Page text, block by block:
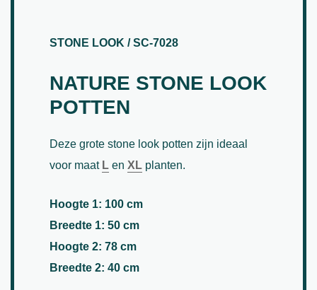
STONE LOOK / SC-7028
NATURE STONE LOOK
POTTEN
Deze grote stone look potten zijn ideaal
voor maat L en XL planten.
Hoogte 1: 100 cm
Breedte 1: 50 cm
Hoogte 2: 78 cm
Breedte 2: 40 cm